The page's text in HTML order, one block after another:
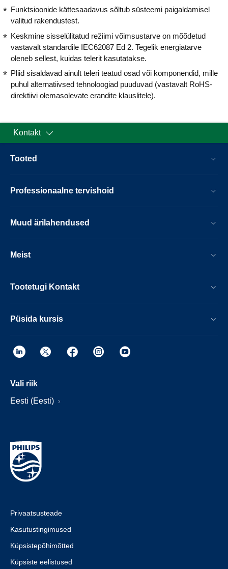
Funktsioonide kättesaadavus sõltub süsteemi paigaldamisel
valitud rakendustest.
Keskmine sisselülitatud režiimi võimsustarve on mõõdetud
vastavalt standardile IEC62087 Ed 2. Tegelik energiatarve
oleneb sellest, kuidas telerit kasutatakse.
Pliid sisaldavad ainult teleri teatud osad või komponendid, mille
puhul alternatiivsed tehnoloogiad puuduvad (vastavalt RoHS-
direktiivi olemasolevate erandite klauslitele).
Kontakt
Tooted
Professionaalne tervishoid
Muud ärilahendused
Meist
Tootetugi Kontakt
Püsida kursis
Vali riik
Eesti (Eesti)
Privaatsusteade
Kasutustingimused
Küpsistepõhimõtted
Küpsiste eelistused